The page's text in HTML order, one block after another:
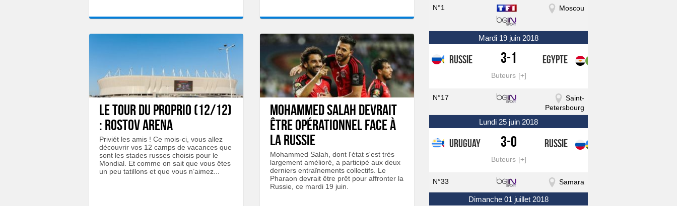
LE TOUR DU PROPRIO (12/12)
: Rostov Arena
Priviét les amis ! Ce mois-ci, vous allez
découvrir vos 12 camps de vacances que
sont les stades russes choisis pour le
Mondial. Et comme on sait que vous êtes
un peu tatillons et que vous n’aimez...
Mohammed Salah devrait
être opérationnel face à
la Russie
Mohammed Salah, dont l'état s'est très
largement amélioré, a participé aux deux
derniers entraînements collectifs. Le
Pharaon devrait être prêt pour affronter la
Russie, ce mardi 19 juin.
N°1 Moscou
mardi 19 juin 2018
Russie 3-1 Egypte
Buteurs
N°17
Saint-
Petersbourg
lundi 25 juin 2018
Uruguay 3-0 Russie
Buteurs
N°33 Samara
dimanche 01 juillet 2018